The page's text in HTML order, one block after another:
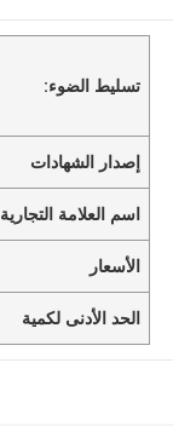
تسليط الضوء:
إصدار الشهادات
اسم العلامة التجارية
الأسعار
الحد الأدنى لكمية